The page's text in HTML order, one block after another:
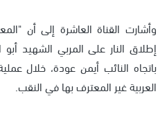
وأشارت القناة العاشرة إلى أن
إطلاق النار على المربي الشهيد
باتجاه النائب أيمن عودة، خلال
العربية غير المعترف بها في النقب.